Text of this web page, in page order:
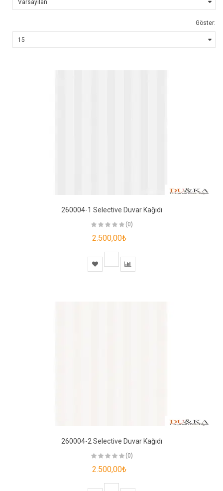
Göster:
260004-1 Selective Duvar Kağıdı
(0)
2.500,00₺
260004-2 Selective Duvar Kağıdı
(0)
2.500,00₺